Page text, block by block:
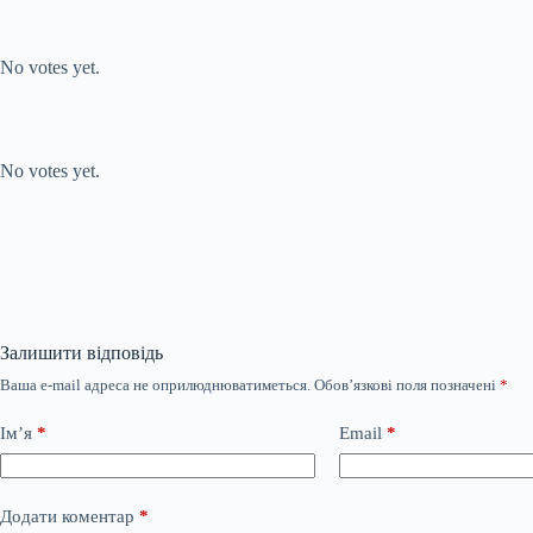
No votes yet.
No votes yet.
Залишити відповідь
Ваша e-mail адреса не оприлюднюватиметься. Обов’язкові поля позначені *
Ім’я * Email *
Додати коментар *